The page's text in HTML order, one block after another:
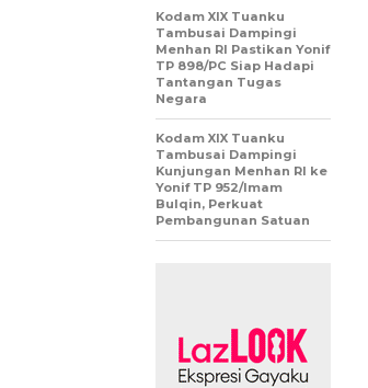
Kodam XIX Tuanku
Tambusai Dampingi
Menhan RI Pastikan Yonif
TP 898/PC Siap Hadapi
Tantangan Tugas
Negara
Kodam XIX Tuanku
Tambusai Dampingi
Kunjungan Menhan RI ke
Yonif TP 952/Imam
Bulqin, Perkuat
Pembangunan Satuan